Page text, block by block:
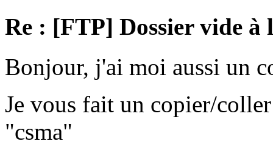
Re : [FTP] Dossier vide à
Bonjour, j'ai moi aussi un
Je vous fait un copier/
"csma"